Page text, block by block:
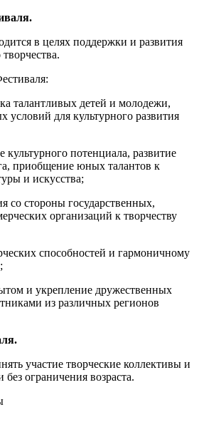
в целях поддержки и развития
талантливых детей и молодежи,
условий для культурного развития
культурного потенциала, развитие
приобщение юных талантов к
и искусства;
со стороны государственных,
организаций к творчеству
способностей и гармоничному
и укрепление дружественных
из различных регионов
участие творческие коллективы и
ограничения возраста.